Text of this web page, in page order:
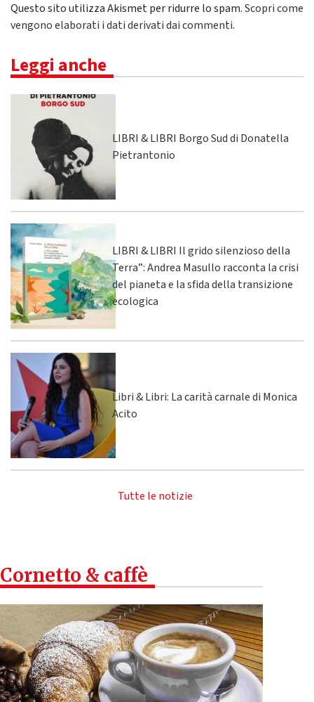
Questo sito utilizza Akismet per ridurre lo spam.Scopri come
vengono elaborati i dati derivati dai commenti.
Leggi anche
LIBRI & LIBRI Borgo Sud di Donatella
Pietrantonio
LIBRI & LIBRI Il grido silenzioso della
Terra”: Andrea Masullo racconta la crisi
del pianeta e la sfida della transizione
ecologica
Libri & Libri: La carità carnale di Monica
Acito
Tutte le notizie
Cornetto & caffè